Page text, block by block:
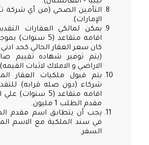
ليبيا – أفغانستان).
التأمين الصحي (من أي شركة
الإمارات).
يمكن لمالكي العقارات
اقامه متقاعد (5
(يتم توفير شهاده تقييم
الاراضي و الاملاك لاثبات
يتم قبول ملكيات العقار
شركاء (دون صله قرابه)
اقامه متقاعد (5
مقدم الطلب 1 مليون.
يجب أن يتطابق اسم مقدم
في سند الملكية مع الاسم
السفر.